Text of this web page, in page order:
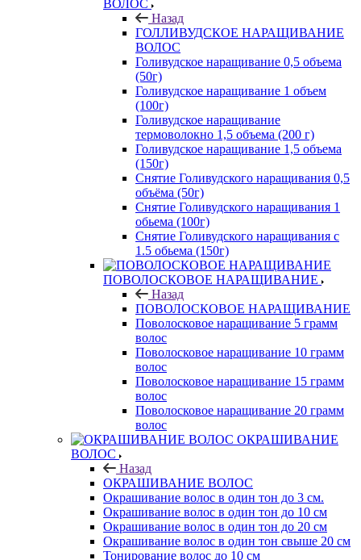
ВОЛОС
Назад
ГОЛЛИВУДСКОЕ НАРАЩИВАНИЕ
ВОЛОС
Голивудское наращивание 0,5 объема
(50г)
Голивудское наращивание 1 объем
(100г)
Голивудское наращивание
термоволокно 1,5 объема (200 г)
Голивудское наращивание 1,5 объема
(150г)
Снятие Голивудского наращивания 0,5
объёма (50г)
Снятие Голивудского наращивания 1
обьема (100г)
Снятие Голивудского наращивания с
1.5 обьема (150г)
ПОВОЛОСКОВОЕ НАРАЩИВАНИЕ
Назад
ПОВОЛОСКОВОЕ НАРАЩИВАНИЕ
Поволосковое наращивание 5 грамм
волос
Поволосковое наращивание 10 грамм
волос
Поволосковое наращивание 15 грамм
волос
Поволосковое наращивание 20 грамм
волос
ОКРАШИВАНИЕ
ВОЛОС
Назад
ОКРАШИВАНИЕ ВОЛОС
Окрашивание волос в один тон до 3 см.
Окрашивание волос в один тон до 10 см
Окрашивание волос в один тон до 20 см
Окрашивание волос в один тон свыше 20 см
Тонирование волос до 10 см